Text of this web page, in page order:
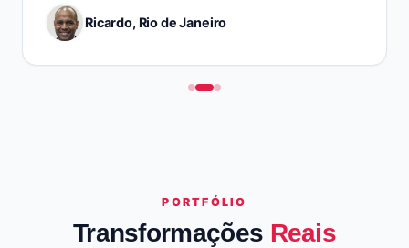
PORTFÓLIO
Transformações Reais